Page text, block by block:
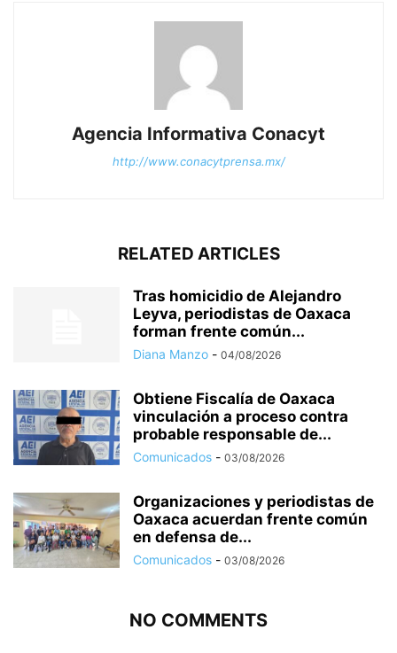
Agencia Informativa Conacyt
http://www.conacytprensa.mx/
RELATED ARTICLES
Tras homicidio de Alejandro
Leyva, periodistas de Oaxaca
forman frente común...
Diana Manzo - 04/08/2026
Obtiene Fiscalía de Oaxaca
vinculación a proceso contra
probable responsable de...
Comunicados - 03/08/2026
Organizaciones y periodistas de
Oaxaca acuerdan frente común
en defensa de...
Comunicados - 03/08/2026
NO COMMENTS